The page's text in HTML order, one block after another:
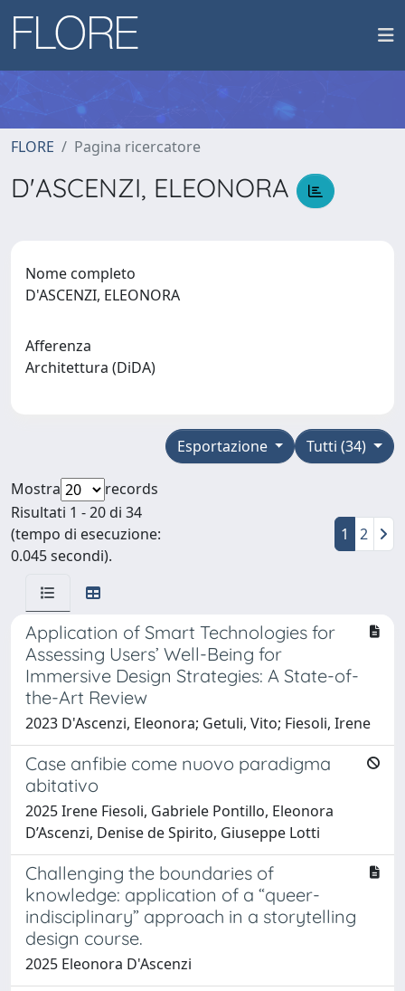
FLORE Pagina ricercatore
D'ASCENZI, ELEONORA
Nome completo
D'ASCENZI, ELEONORA
Afferenza
Architettura (DiDA)
Tutti (34)
Esportazione
Mostra
records
Risultati 1 - 20 di 34
(tempo di esecuzione:
0.045 secondi).
1 2
Application of Smart Technologies for
Assessing Users’ Well-Being for
Immersive Design Strategies: A State-of-
the-Art Review
2023 D'Ascenzi, Eleonora; Getuli, Vito; Fiesoli, Irene
Case anfibie come nuovo paradigma
abitativo
2025 Irene Fiesoli, Gabriele Pontillo, Eleonora
D’Ascenzi, Denise de Spirito, Giuseppe Lotti
Challenging the boundaries of
knowledge: application of a “queer-
indisciplinary” approach in a storytelling
design course.
2025 Eleonora D'Ascenzi